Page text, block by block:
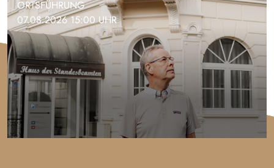
ORTSFÜHRUNG
07.08.2026 15:00 UHR